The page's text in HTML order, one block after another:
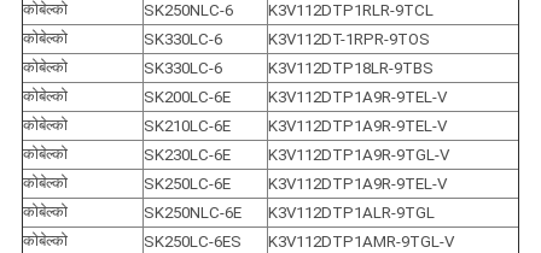
कोबेल्को
SK250NLC-6
K3V112DTP1RLR-9TCL
कोबेल्को
SK330LC-6
K3V112DT-1RPR-9TOS
कोबेल्को
SK330LC-6
K3V112DTP18LR-9TBS
कोबेल्को
SK200LC-6E
K3V112DTP1A9R-9TEL-V
कोबेल्को
SK210LC-6E
K3V112DTP1A9R-9TEL-V
कोबेल्को
SK230LC-6E
K3V112DTP1A9R-9TGL-V
कोबेल्को
SK250LC-6E
K3V112DTP1A9R-9TEL-V
कोबेल्को
SK250NLC-6E
K3V112DTP1ALR-9TGL
कोबेल्को
SK250LC-6ES
K3V112DTP1AMR-9TGL-V